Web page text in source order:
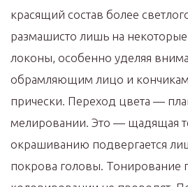
красящий состав более
размашисто лишь на
локоны, особенно уделяя
обрамляющим лицо и
прически. Переход цвета —
мелировании. Это — щадящая
окрашиванию подвергается
покрова головы. Тонирование